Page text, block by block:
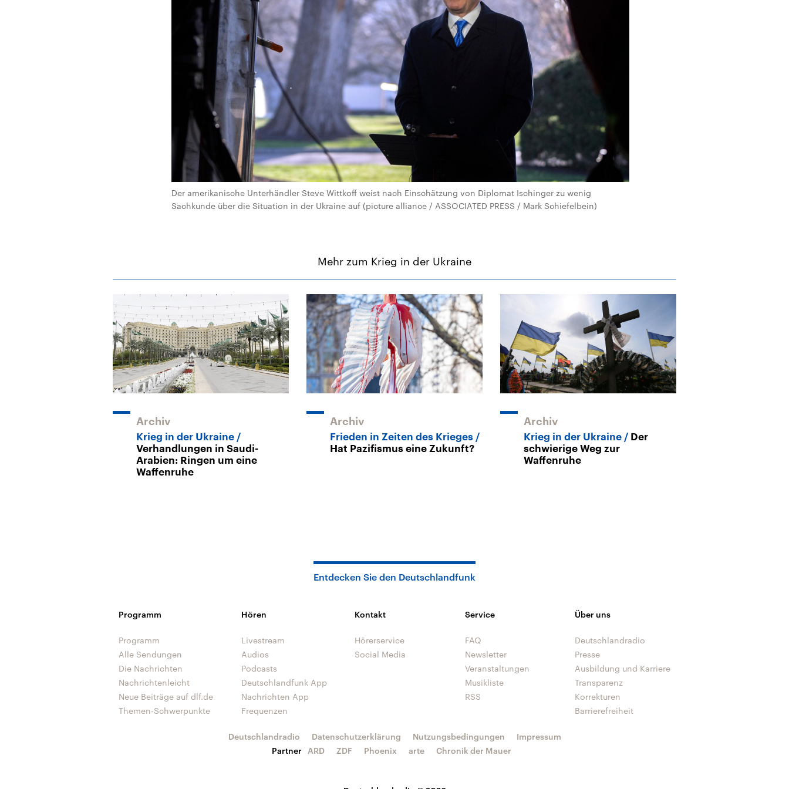
Der amerikanische Unterhändler Steve Wittkoff weist nach Einschätzung von Diplomat Ischinger zu wenig
Sachkunde über die Situation in der Ukraine auf (picture alliance / ASSOCIATED PRESS / Mark Schiefelbein)
Mehr zum Krieg in der Ukraine
Archiv
Krieg in der Ukraine
Verhandlungen in Saudi-
Arabien: Ringen um eine
Waffenruhe
Archiv
Frieden in Zeiten des Krieges
Hat Pazifismus eine Zukunft?
Archiv
Krieg in der Ukraine
Der
schwierige Weg zur
Waffenruhe
Entdecken Sie den Deutschlandfunk
Programm
Programm
Alle Sendungen
Die Nachrichten
Nachrichtenleicht
Neue Beiträge auf dlf.de
Themen-Schwerpunkte
Hören
Livestream
Audios
Podcasts
Deutschlandfunk App
Nachrichten App
Frequenzen
Kontakt
Hörerservice
Social Media
Service
FAQ
Newsletter
Veranstaltungen
Musikliste
RSS
Über uns
Deutschlandradio
Presse
Ausbildung und Karriere
Transparenz
Korrekturen
Barrierefreiheit
Deutschlandradio Datenschutzerklärung Nutzungsbedingungen
Impressum
Partner
ARD ZDF Phoenix arte Chronik der Mauer